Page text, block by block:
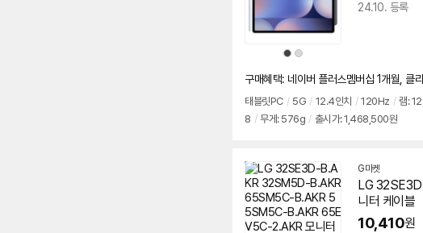
상
품
상
상
품
상
24.10. 등록
구매혜택: 네이버 플러스멤버십 1개월, 클
태블릿PC / 5G / 12.4인치 / 120Hz / 램:
8 / 무게: 576g / 출시가: 1,468,500원
G마켓
LG
니터 케이블
10,410원